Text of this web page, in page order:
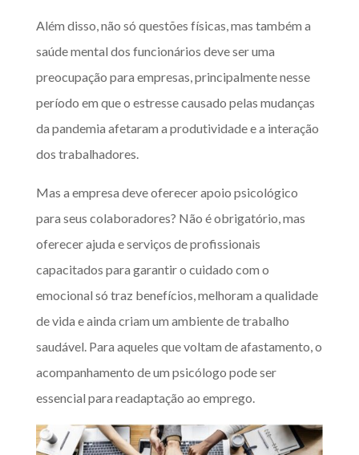
Além disso, não só questões físicas, mas também a
saúde mental dos funcionários deve ser uma
preocupação para empresas, principalmente nesse
período em que o estresse causado pelas mudanças
da pandemia afetaram a produtividade e a interação
dos trabalhadores.
Mas a empresa deve oferecer apoio psicológico
para seus colaboradores? Não é obrigatório, mas
oferecer ajuda e serviços de profissionais
capacitados para garantir o cuidado com o
emocional só traz benefícios, melhoram a qualidade
de vida e ainda criam um ambiente de trabalho
saudável. Para aqueles que voltam de afastamento, o
acompanhamento de um psicólogo pode ser
essencial para readaptação ao emprego.